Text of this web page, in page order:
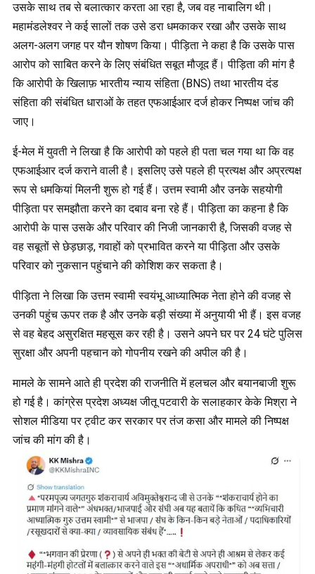
उसके साथ तब से बलात्कार करता आ रहा है, जब वह नाबालिग थी।
महामंडलेश्वर ने कई सालों तक उसे डरा धमकाकर रखा और उसके साथ
अलग-अलग जगह पर यौन शोषण किया। पीड़िता ने कहा है कि उसके पास
आरोप को साबित करने के लिए संबंधित सबूत मौजूद हैं। पीड़िता की मांग है
कि आरोपी के खिलाफ़ भारतीय न्याय संहिता (BNS) तथा भारतीय दंड
संहिता की संबंधित धाराओं के तहत एफआईआर दर्ज होकर निष्पक्ष जांच की
जाए।
ई-मेल में युवती ने लिखा है कि आरोपी को पहले ही पता चल गया था कि वह
एफआईआर दर्ज कराने वाली है। इसलिए उसे पहले ही प्रत्यक्ष और अप्रत्यक्ष
रूप से धमकियां मिलनी शुरू हो गई हैं। उत्तम स्वामी और उनके सहयोगी
पीड़िता पर समझौता करने का दबाव बना रहे हैं। पीड़िता का कहना है कि
आरोपी के पास उसके और परिवार की निजी जानकारी है, जिसकी वजह से
वह सबूतों से छेड़छाड़, गवाहों को प्रभावित करने या पीड़िता और उसके
परिवार को नुकसान पहुंचाने की कोशिश कर सकता है।
पीड़िता ने लिखा कि उत्तम स्वामी स्वयंभू आध्यात्मिक नेता होने की वजह से
उनकी पहुंच ऊपर तक है और उनके बड़ी संख्या में अनुयायी भी हैं। इस वजह
से वह बेहद असुरक्षित महसूस कर रही है। उसने अपने घर पर 24 घंटे पुलिस
सुरक्षा और अपनी पहचान को गोपनीय रखने की अपील की है।
मामले के सामने आते ही प्रदेश की राजनीति में हलचल और बयानबाजी शुरू
हो गई है। कांग्रेस प्रदेश अध्यक्ष जीतू पटवारी के सलाहकार केके मिश्रा ने
सोशल मीडिया पर ट्वीट कर सरकार पर तंज कसा और मामले की निष्पक्ष
जांच की मांग की है।